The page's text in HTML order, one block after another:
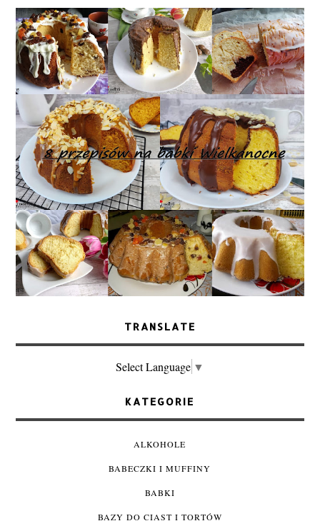
TRANSLATE
Select Language ▼
KATEGORIE
ALKOHOLE
BABECZKI I MUFFINY
BABKI
BAZY DO CIAST I TORTÓW